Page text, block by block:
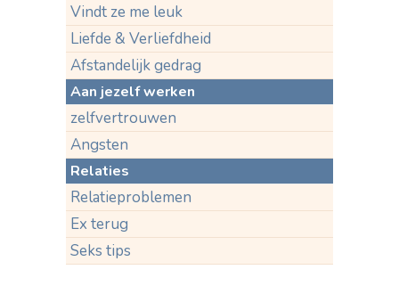
Vindt ze me leuk
Liefde & Verliefdheid
Afstandelijk gedrag
Aan jezelf werken
zelfvertrouwen
Angsten
Relaties
Relatieproblemen
Ex terug
Seks tips